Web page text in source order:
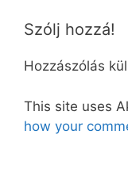
Szólj hozzá!
Hozzászólás
This site uses
how your